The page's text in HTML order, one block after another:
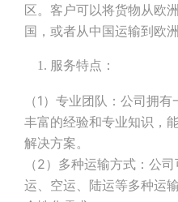
区。客户可以将货物从欧
国，或者从中国运输到欧
服务特点：
（1）专业团队：公司拥
丰富的经验和专业知识，
解决方案。
（2）多种运输方式：公
运、空运、陆运等多种运